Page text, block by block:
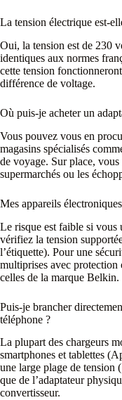
La tension électrique est-
Oui, la tension est de 230
identiques aux normes
cette tension
différence de voltage.
Où puis-je acheter un
Vous pouvez vous en
magasins spécialisés
de voyage. Sur place,
supermarchés ou les
Mes appareils
Le risque est faible si vous
vérifiez la tension
l’étiquette). Pour une
multiprises avec protection
celles de la marque Belkin.
Puis-je brancher
téléphone ?
La plupart des chargeurs
smartphones et tablettes
une large plage de tension
que de l’adaptateur
convertisseur.